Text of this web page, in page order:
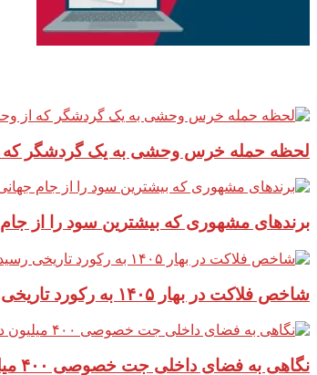
لحظه حمله خرس وحشی به یک گردشگر
برندهای مشهوری که بیشترین سود را از جام جهانی
شاخص فلاکت در بهار ۱۴۰۵ به رکورد تاریخی رسید؛ هم‌زمانی تورم و بیکاری، فشار بی‌سابقه‌ای بر اقتصاد ایران
نگاهی به فضای داخلی جت خصوصی ۴۰۰ میلیون دلاری تیم فوتبال چلسی